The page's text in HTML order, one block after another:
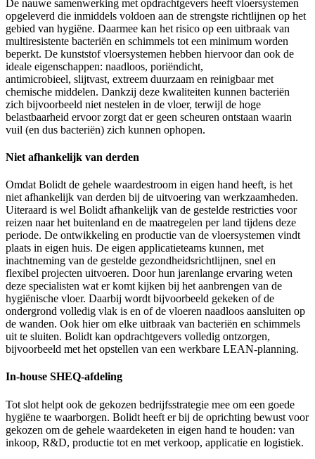
De nauwe samenwerking met opdrachtgevers heeft vloersystemen
opgeleverd die inmiddels voldoen aan de strengste richtlijnen op het
gebied van hygiëne. Daarmee kan het risico op een uitbraak van
multiresistente bacteriën en schimmels tot een minimum worden
beperkt. De kunststof vloersystemen hebben hiervoor dan ook de
ideale eigenschappen: naadloos, poriëndicht,
antimicrobieel, slijtvast, extreem duurzaam en reinigbaar met
chemische middelen. Dankzij deze kwaliteiten kunnen bacteriën
zich bijvoorbeeld niet nestelen in de vloer, terwijl de hoge
belastbaarheid ervoor zorgt dat er geen scheuren ontstaan waarin
vuil (en dus bacteriën) zich kunnen ophopen.
Niet afhankelijk van derden
Omdat Bolidt de gehele waardestroom in eigen hand heeft, is het
niet afhankelijk van derden bij de uitvoering van werkzaamheden.
Uiteraard is wel Bolidt afhankelijk van de gestelde restricties voor
reizen naar het buitenland en de maatregelen per land tijdens deze
periode. De ontwikkeling en productie van de vloersystemen vindt
plaats in eigen huis. De eigen applicatieteams kunnen, met
inachtneming van de gestelde gezondheidsrichtlijnen, snel en
flexibel projecten uitvoeren. Door hun jarenlange ervaring weten
deze specialisten wat er komt kijken bij het aanbrengen van de
hygiënische vloer. Daarbij wordt bijvoorbeeld gekeken of de
ondergrond volledig vlak is en of de vloeren naadloos aansluiten op
de wanden. Ook hier om elke uitbraak van bacteriën en schimmels
uit te sluiten. Bolidt kan opdrachtgevers volledig ontzorgen,
bijvoorbeeld met het opstellen van een werkbare LEAN-planning.
In-house SHEQ-afdeling
Tot slot helpt ook de gekozen bedrijfsstrategie mee om een goede
hygiëne te waarborgen. Bolidt heeft er bij de oprichting bewust voor
gekozen om de gehele waardeketen in eigen hand te houden: van
inkoop, R&D, productie tot en met verkoop, applicatie en logistiek.